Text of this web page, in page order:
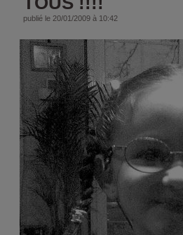
publié le 20/01/2009 à 10:42